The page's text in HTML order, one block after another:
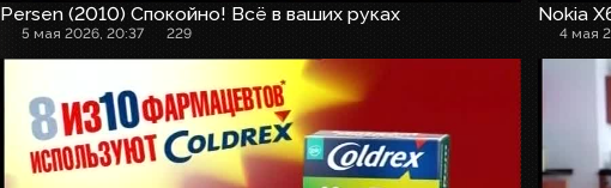
Persen (2010) Спокойно! Всё в ваших руках
5 мая 2026, 20:37 229
Nokia
4 мая